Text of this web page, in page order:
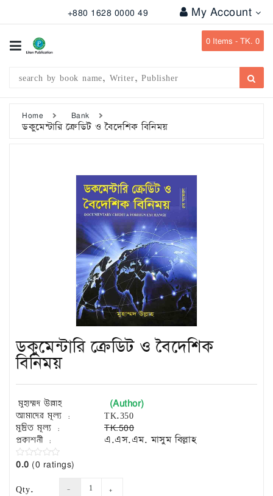
+880 1628 0000 49 My Account
0 Items -TK. 0
Categories
Publication
Departmental
Islamic
Books
Building
Construction
&
Civil
Engineering
Home Bank
ডকুমেন্টারি ক্রেডিট ও বৈদেশিক বিনিময়
ডকুমেন্টারি ক্রেডিট ও বৈদেশিক
বিনিময়
মুহাম্মদ উল্লাহ (Author)
আমাদের মূল্য : TK.350
মুদ্রিত মূল্য :
TK.500
প্রকাশনী :
এ.এস.এম. মাসুম বিল্লাহ
0.0 (0 ratings)
Qty.